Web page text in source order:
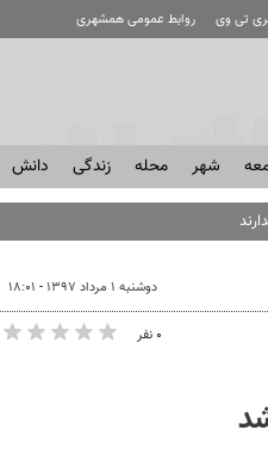
تی وی روابط عمومی همشهری
شهر محله زندگی دانش
دوشنبه ۱ مرداد ۱۳۹۷ - ۱۸:۰۱
۰ نفر